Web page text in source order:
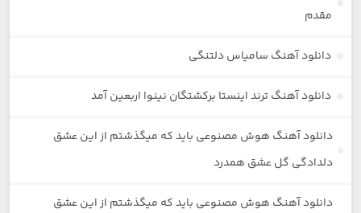
مقدم
دانلود آهنگ سامیاس دلتنگی
دانلود آهنگ ترند اینستا برکشتگان نینوا اربعین آمد
دانلود آهنگ هوش مصنوعی باید که میگذشتم از این عشق
دلدادگی گل عشق همدرد
دانلود آهنگ هوش مصنوعی باید که میگذشتم از این عشق